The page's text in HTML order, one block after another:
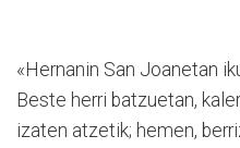
« Hernanin San Joanetan
Beste herri batzuetan,
izaten atzetik; hemen,